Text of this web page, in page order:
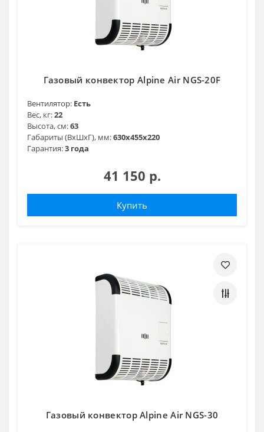
Газовый конвектор Alpine Air NGS-20F
Вентилятор: Есть
Вес, кг:22
Высота, см:63
Габариты (ВхШхГ), мм:630х455х220
Гарантия:3 года
41 150 р.
Купить
Газовый конвектор Alpine Air NGS-30